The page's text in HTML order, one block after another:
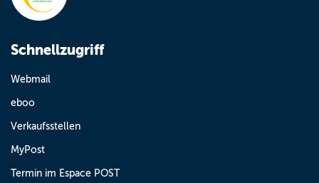
Schnellzugriff
Webmail
eboo
Verkaufsstellen
MyPost
Termin im Espace POST